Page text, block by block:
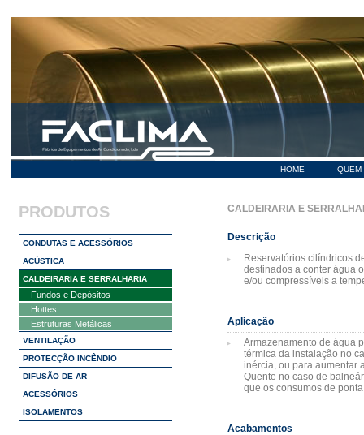
QUEM
HOME
PRODUTOS
CONDUTAS E ACESSÓRIOS
ACÚSTICA
CALDEIRARIA E SERRALHARIA
Fundos e Depósitos
Hottes
Estruturas Metálicas
VENTILAÇÃO
PROTECÇÃO INCÊNDIO
DIFUSÃO DE AR
ACESSÓRIOS
ISOLAMENTOS
CALDEIRARIA E
Descrição
Reservatórios cilíndricos
destinados a conter água
e/ou compressíveis a
Aplicação
Armazenamento de água
térmica da instalação no
inércia, ou para aumentar
Quente no caso de
que os consumos de
Acabamentos